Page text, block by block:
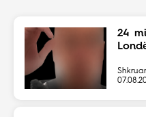
24